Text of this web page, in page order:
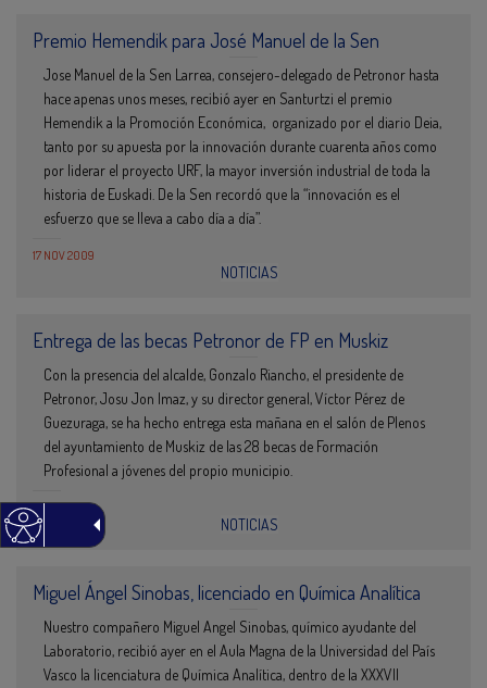
Premio Hemendik para José Manuel de la Sen
Jose Manuel de la Sen Larrea, consejero-delegado de Petronor hasta
hace apenas unos meses, recibió ayer en Santurtzi el premio
Hemendik a la Promoción Económica, organizado por el diario Deia,
tanto por su apuesta por la innovación durante cuarenta años como
por liderar el proyecto URF, la mayor inversión industrial de toda la
historia de Euskadi. De la Sen recordó que la “innovación es el
esfuerzo que se lleva a cabo día a día”.
17 NOV 2009
NOTICIAS
Entrega de las becas Petronor de FP en Muskiz
Con la presencia del alcalde, Gonzalo Riancho, el presidente de
Petronor, Josu Jon Imaz, y su director general, Víctor Pérez de
Guezuraga, se ha hecho entrega esta mañana en el salón de Plenos
del ayuntamiento de Muskiz de las 28 becas de Formación
Profesional a jóvenes del propio municipio.
16 NOV 2009
NOTICIAS
Miguel Ángel Sinobas, licenciado en Química Analítica
Nuestro compañero Miguel Angel Sinobas, químico ayudante del
Laboratorio, recibió ayer en el Aula Magna de la Universidad del País
Vasco la licenciatura de Química Analítica, dentro de la XXXVII